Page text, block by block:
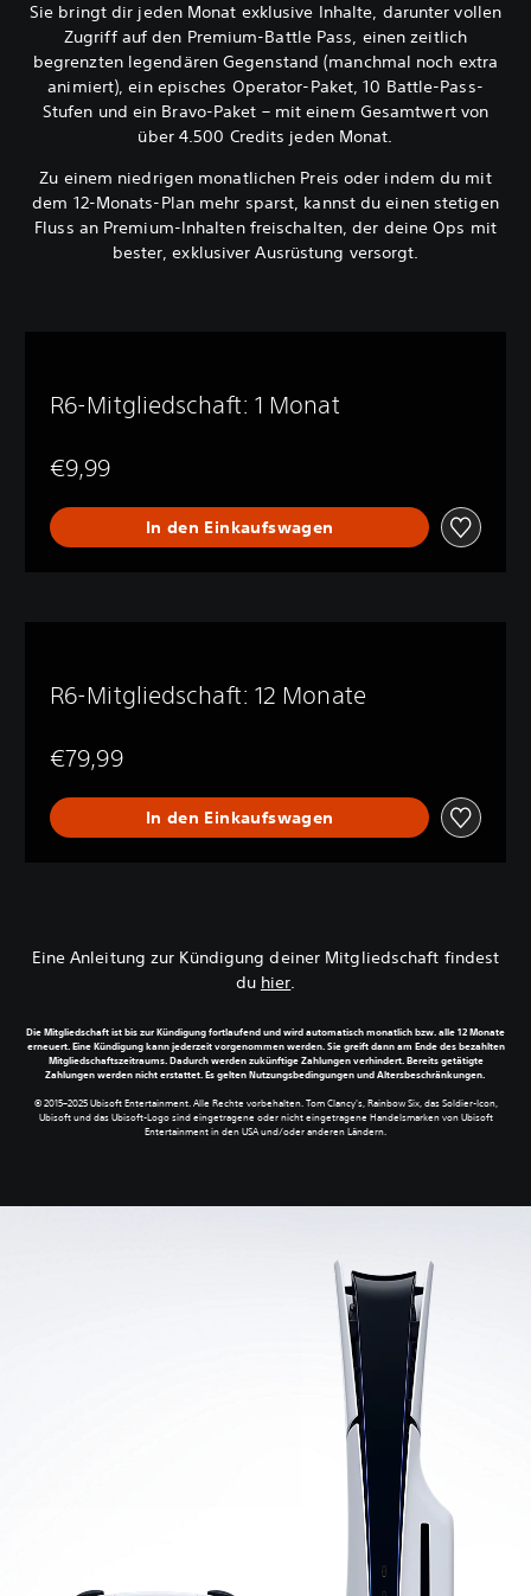
Sie bringt dir jeden Monat exklusive Inhalte, darunter vollen
Zugriff auf den Premium-Battle Pass, einen zeitlich
begrenzten legendären Gegenstand (manchmal noch extra
animiert), ein episches Operator-Paket, 10 Battle-Pass-
Stufen und ein Bravo-Paket – mit einem Gesamtwert von
über 4.500 Credits jeden Monat.
Zu einem niedrigen monatlichen Preis oder indem du mit
dem 12-Monats-Plan mehr sparst, kannst du einen stetigen
Fluss an Premium-Inhalten freischalten, der deine Ops mit
bester, exklusiver Ausrüstung versorgt.
R6-Mitgliedschaft: 1 Monat
€9,99
In den Einkaufswagen
R6-Mitgliedschaft: 12 Monate
€79,99
In den Einkaufswagen
Eine Anleitung zur Kündigung deiner Mitgliedschaft findest
du hier.
Die Mitgliedschaft ist bis zur Kündigung fortlaufend und wird automatisch monatlich bzw. alle 12 Monate
erneuert. Eine Kündigung kann jederzeit vorgenommen werden. Sie greift dann am Ende des bezahlten
Mitgliedschaftszeitraums. Dadurch werden zukünftige Zahlungen verhindert. Bereits getätigte
Zahlungen werden nicht erstattet. Es gelten Nutzungsbedingungen und Altersbeschränkungen.
© 2015–2025 Ubisoft Entertainment. Alle Rechte vorbehalten. Tom Clancy's, Rainbow Six, das Soldier-Icon,
Ubisoft und das Ubisoft-Logo sind eingetragene oder nicht eingetragene Handelsmarken von Ubisoft
Entertainment in den USA und/oder anderen Ländern.